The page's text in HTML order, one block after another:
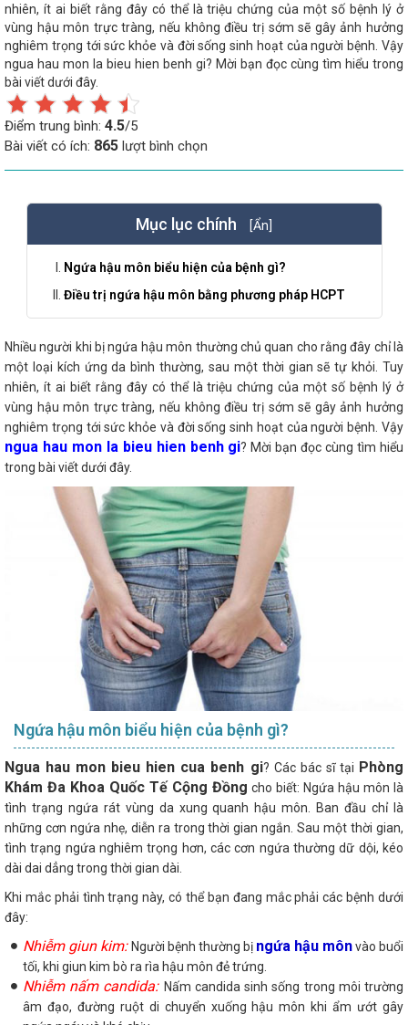
nhiên, ít ai biết rằng đây có thể là triệu chứng của một số bệnh lý ở
vùng hậu môn trực tràng, nếu không điều trị sớm sẽ gây ảnh hưởng
nghiêm trọng tới sức khỏe và đời sống sinh hoạt của người bệnh. Vậy
ngua hau mon la bieu hien benh gi? Mời bạn đọc cùng tìm hiểu trong
bài viết dưới đây.
Điểm trung bình: 4.5/5
Bài viết có ích: 865 lượt bình chọn
Mục lục chính [Ẩn]
Ngứa hậu môn biểu hiện của bệnh gì?
Điều trị ngứa hậu môn bằng phương pháp HCPT
Nhiều người khi bị ngứa hậu môn thường chủ quan cho rằng đây chỉ là
một loại kích ứng da bình thường, sau một thời gian sẽ tự khỏi. Tuy
nhiên, ít ai biết rằng đây có thể là triệu chứng của một số bệnh lý ở
vùng hậu môn trực tràng, nếu không điều trị sớm sẽ gây ảnh hưởng
nghiêm trọng tới sức khỏe và đời sống sinh hoạt của người bệnh. Vậy
ngua hau mon la bieu hien benh gi? Mời bạn đọc cùng tìm hiểu
trong bài viết dưới đây.
Ngứa hậu môn biểu hiện của bệnh gì?
Ngua hau mon bieu hien cua benh gi? Các bác sĩ tại Phòng
Khám Đa Khoa Quốc Tế Cộng Đồng cho biết: Ngứa hậu môn là
tình trạng ngứa rát vùng da xung quanh hậu môn. Ban đầu chỉ là
những cơn ngứa nhẹ, diễn ra trong thời gian ngắn. Sau một thời gian,
tình trạng ngứa nghiêm trọng hơn, các cơn ngứa thường dữ dội, kéo
dài dai dẳng trong thời gian dài.
Khi mắc phải tình trạng này, có thể bạn đang mắc phải các bệnh dưới
đây:
Nhiễm giun kim: Người bệnh thường bị ngứa hậu mônvào buổi
tối, khi giun kim bò ra rìa hậu môn đẻ trứng.
Nhiễm nấm candida: Nấm candida sinh sống trong môi trường
âm đạo, đường ruột di chuyển xuống hậu môn khi ẩm ướt gây